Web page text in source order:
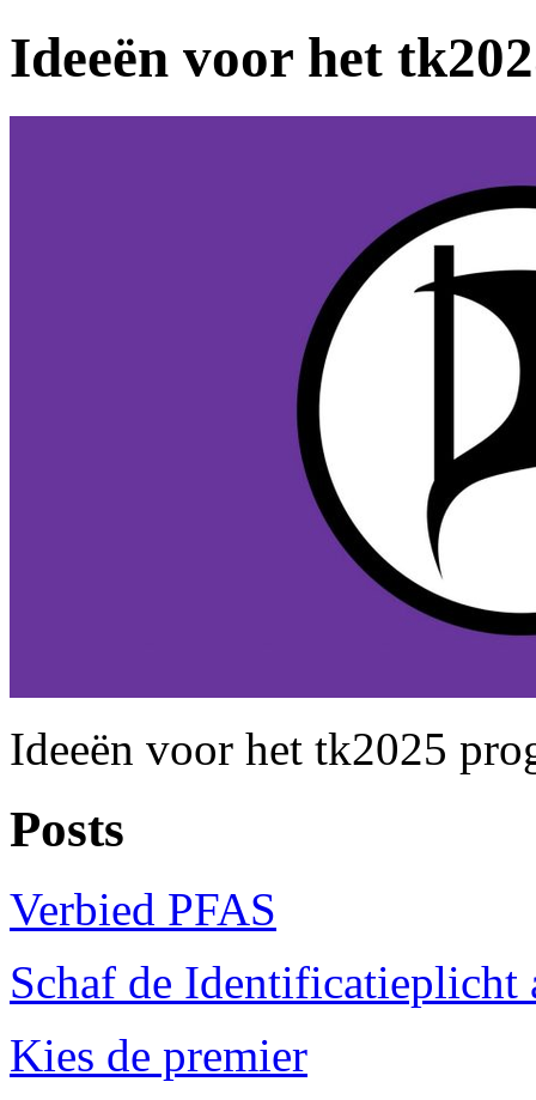
Ideeën voor het
Ideeën voor het tk2025
Posts
Verbied PFAS
Schaf de Identificatieplicht
Kies de premier